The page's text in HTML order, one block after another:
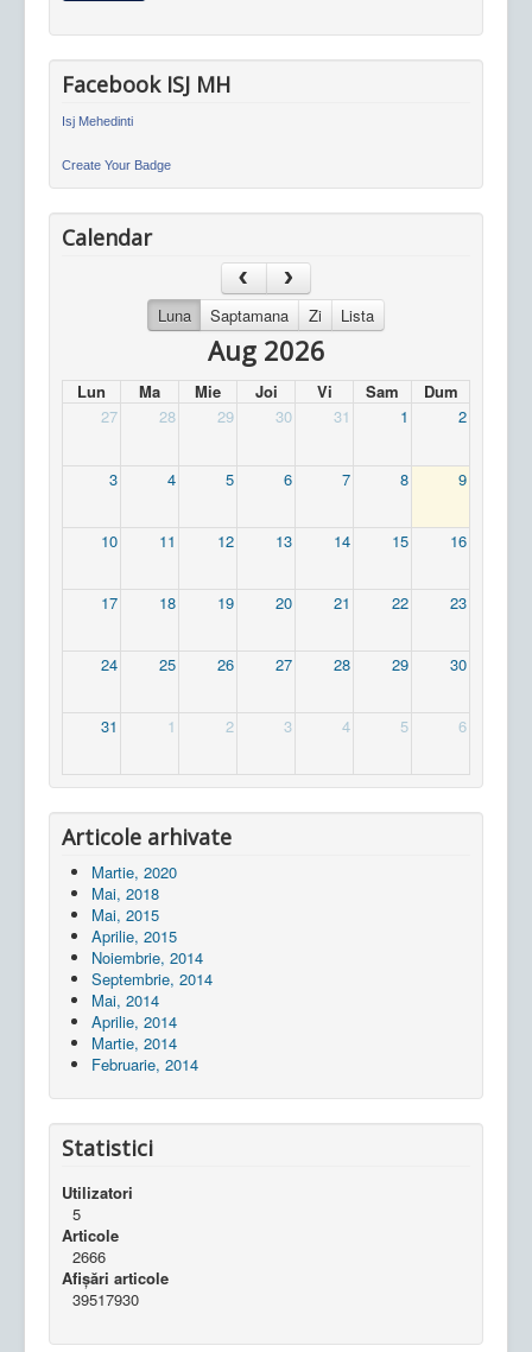
Facebook ISJ MH
Isj Mehedinti
Create Your Badge
Calendar
Luna Saptamana Zi Lista
Aug 2026
Lun Ma Mie Joi Vi Sam
Dum
27
28 29 30 31 1 2
3 4 5 6 7 8 9
10 11 12 13 14 15 16
17 18 19 20 21 22 23
24 25 26 27 28 29 30
31 1 2 3 4 5 6
Articole arhivate
Martie, 2020
Mai, 2018
Mai, 2015
Aprilie, 2015
Noiembrie, 2014
Septembrie, 2014
Mai, 2014
Aprilie, 2014
Martie, 2014
Februarie, 2014
Statistici
Utilizatori
5
Articole
2666
Afișări articole
39517930